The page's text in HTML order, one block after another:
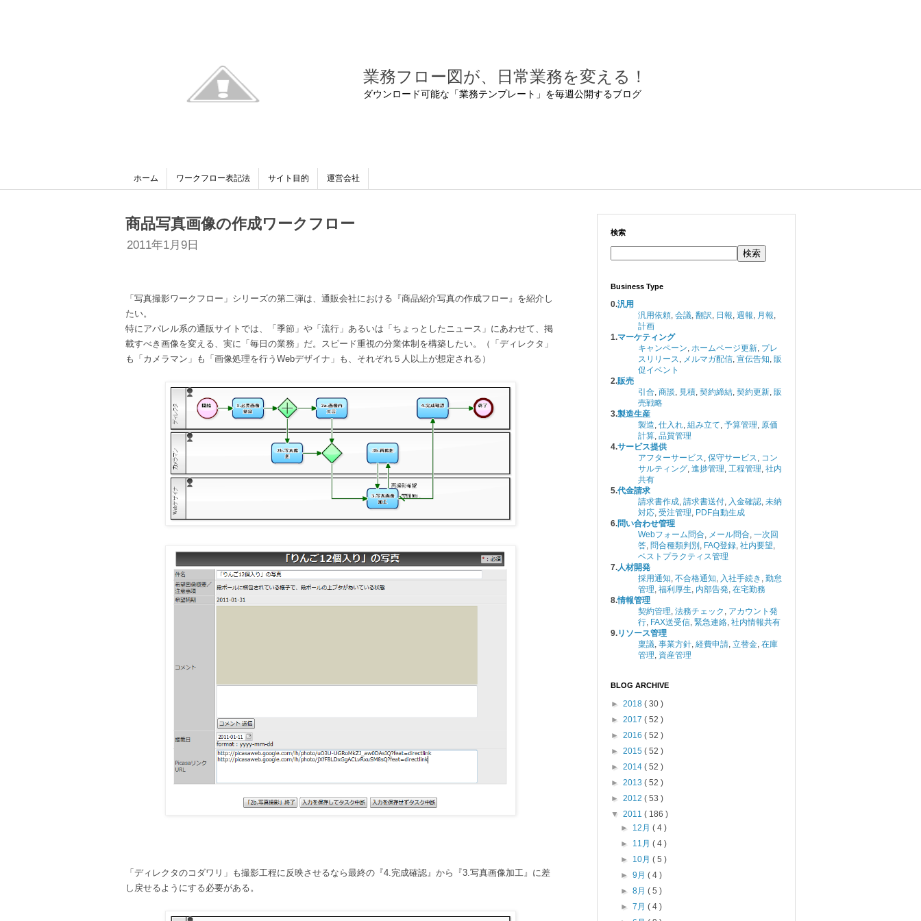
業務フロー図が、日常業務を変える！
ダウンロード可能な「業務テンプレート」を毎週公開するブログ
ホーム ワークフロー表記法 サイト目的 運営会社
商品写真画像の作成ワークフロー
2011年1月9日
「写真撮影ワークフロー」シリーズの第二弾は、通販会社における『商品紹介写真の作成フロー』を紹介し
たい。
特にアパレル系の通販サイトでは、「季節」や「流行」あるいは「ちょっとしたニュース」にあわせて、掲
載すべき画像を変える、実に「毎日の業務」だ。スピード重視の分業体制を構築したい。（「ディレクタ」
も「カメラマン」も「画像処理を行うWebデザイナ」も、それぞれ５人以上が想定される）
「ディレクタのコダワリ」も撮影工程に反映させるなら最終の『4.完成確認』から『3.写真画像加工』に差
し戻せるようにする必要がある。
検索
検索
Business Type
0.汎用
汎用依頼, 会議, 翻訳, 日報, 週報, 月報,
計画
1.マーケティング
キャンペーン, ホームページ更新, プレ
スリリース, メルマガ配信, 宣伝告知, 販
促イベント
2.販売
引合, 商談, 見積, 契約締結, 契約更新, 販
売戦略
3.製造生産
製造, 仕入れ, 組み立て, 予算管理, 原価
計算, 品質管理
4.サービス提供
アフターサービス, 保守サービス, コン
サルティング, 進捗管理, 工程管理, 社内
共有
5.代金請求
請求書作成, 請求書送付, 入金確認, 未納
対応, 受注管理, PDF自動生成
6.問い合わせ管理
Webフォーム問合, メール問合, 一次回
答, 問合種類判別 , FAQ登録, 社内要望,
ベストプラクティス管理
7.人材開発
採用通知, 不合格通知, 入社手続き , 勤怠
管理, 福利厚生, 内部告発, 在宅勤務
8.情報管理
契約管理, 法務チェック , アカウント発
行, FAX送受信, 緊急連絡, 社内情報共有
9.リソース管理
稟議, 事業方針, 経費申請, 立替金, 在庫
管理, 資産管理
BLOG ARCHIVE
► 2018 ( 30 )
► 2017 ( 52 )
► 2016 ( 52 )
► 2015 ( 52 )
► 2014 ( 52 )
► 2013 ( 52 )
► 2012 ( 53 )
▼ 2011 ( 186 )
► 12月( 4 )
► 11月( 4 )
► 10月( 5 )
►9月( 4 )
►8月( 5 )
►7月( 4 )